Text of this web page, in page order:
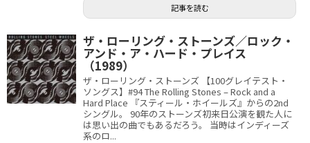
記事を読む
ザ・ローリング・ストーンズ／ロック・
アンド・ア・ハード・プレイス
（1989）
ザ・ローリング・ストーンズ 【100グレイテスト・
ソングス】#94 The Rolling Stones – Rock and a
Hard Place 『スティール・ホイールズ』からの2nd
シングル。 90年のストーンズ初来日公演を観た人に
は思い出の曲でもあるだろう。 当時はインディーズ
系のロ...